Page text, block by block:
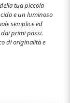
tua piccola
e un luminoso
semplice ed
primi passi.
di originalità e